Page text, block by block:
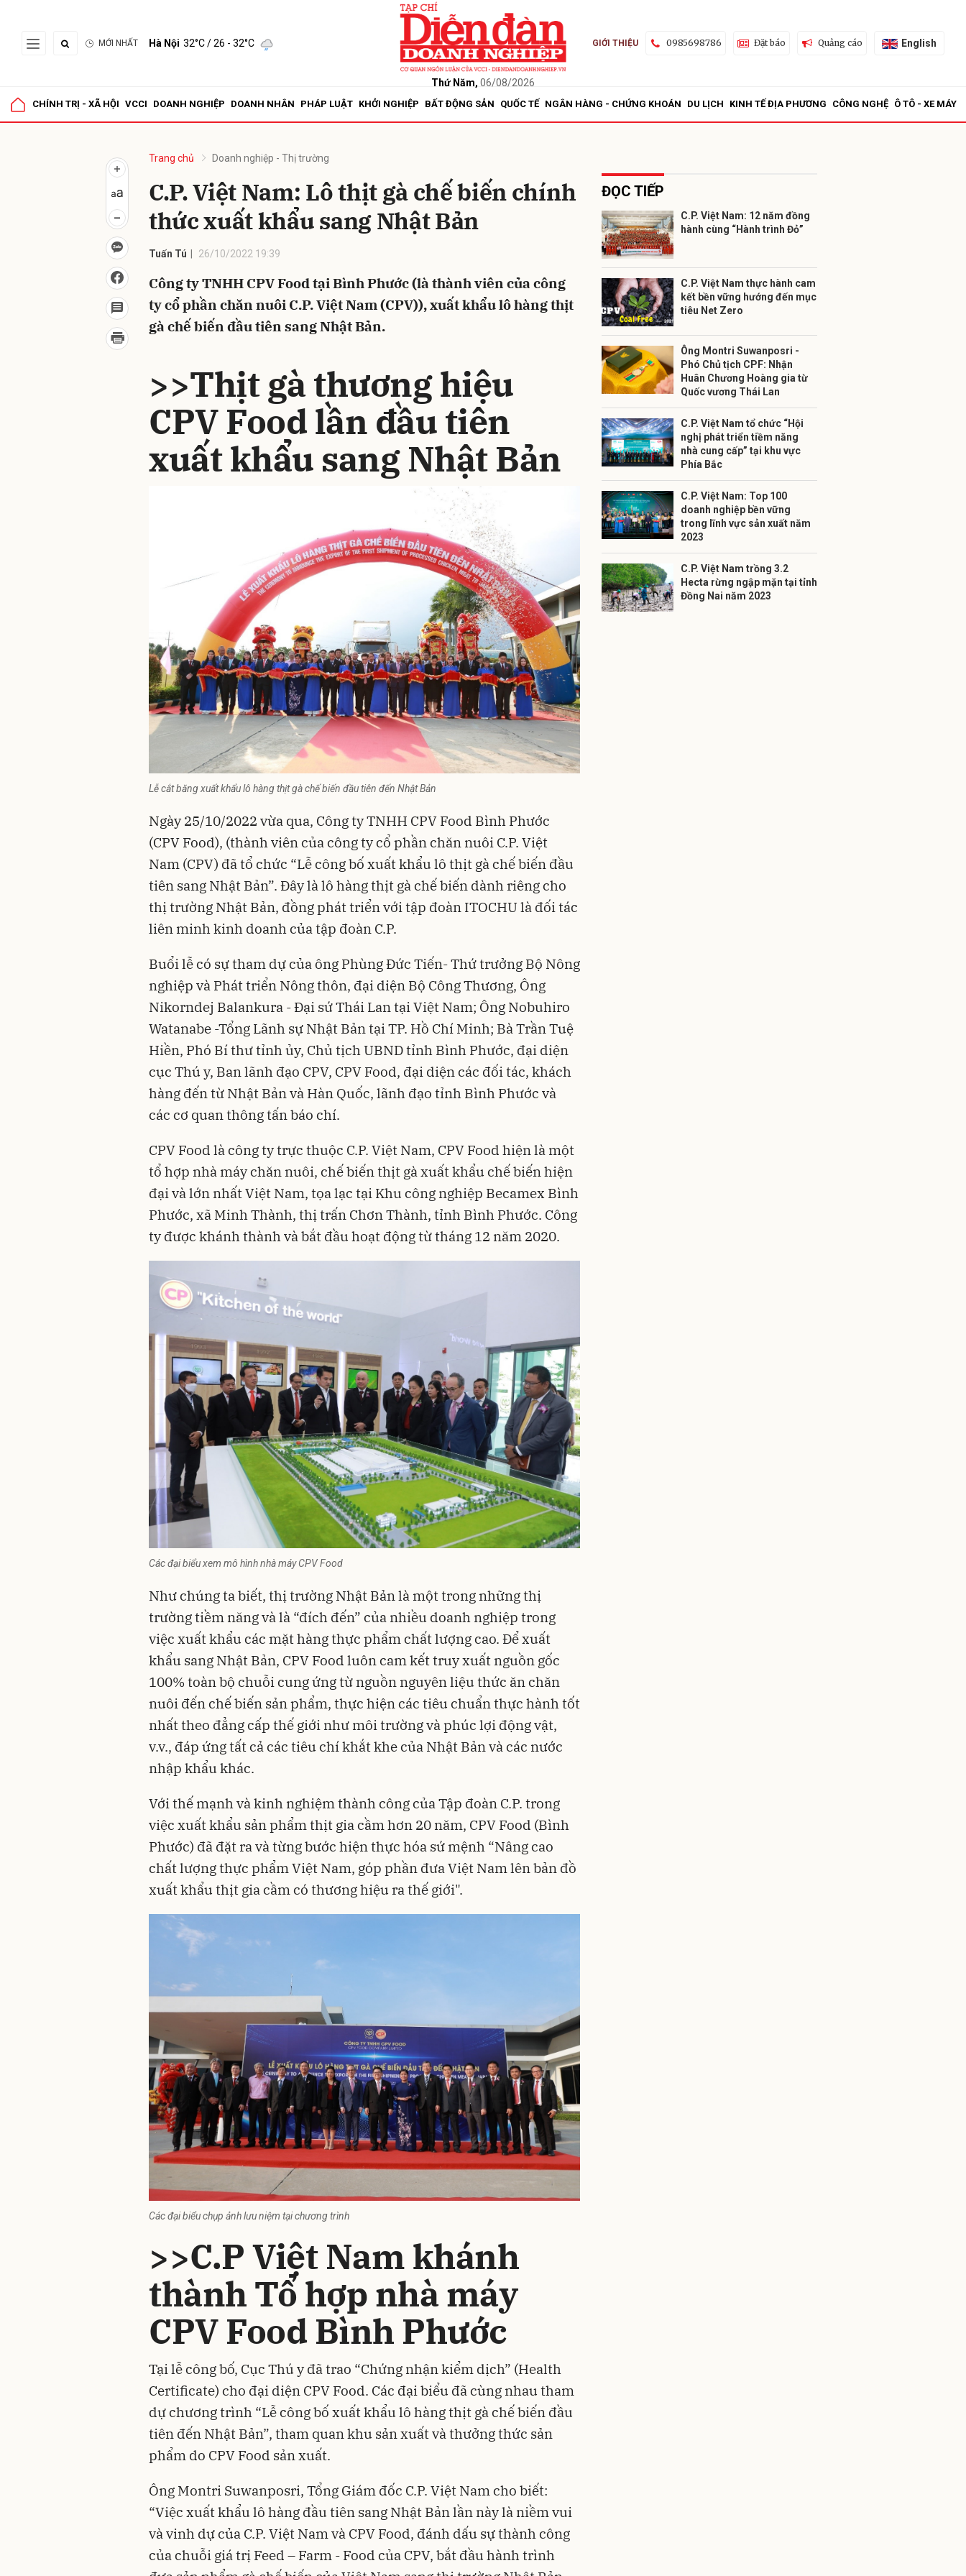
MỚI NHẤT Hà Nội 32°C/ 26 - 32°C
Thứ Năm, 06/08/2026
GIỚI THIỆU 0985698786 Đặt báo Quảng cáo English
CHÍNH TRỊ - XÃ HỘI VCCI DOANH NGHIỆP DOANH NHÂN PHÁP LUẬT KHỞI NGHIỆP BẤT ĐỘNG SẢN QUỐC TẾ NGÂN HÀNG - CHỨNG KHOÁN DU LỊCH KINH TẾ ĐỊA PHƯƠNG CÔNG NGHỆ Ô TÔ - XE MÁY
Trang chủ Doanh nghiệp - Thị trường
C.P. Việt Nam: Lô thịt gà chế biến chính
thức xuất khẩu sang Nhật Bản
Tuấn Tú 26/10/2022 19:39
Công ty TNHH CPV Food tại Bình Phước (là thành viên của công
ty cổ phần chăn nuôi C.P. Việt Nam (CPV)), xuất khẩu lô hàng thịt
gà chế biến đầu tiên sang Nhật Bản.
>>Thịt gà thương hiệu
CPV Food lần đầu tiên
xuất khẩu sang Nhật Bản
Lễ cắt băng xuất khẩu lô hàng thịt gà chế biến đầu tiên đến Nhật Bản
Ngày 25/10/2022 vừa qua, Công ty TNHH CPV Food Bình Phước
(CPV Food), (thành viên của công ty cổ phần chăn nuôi C.P. Việt
Nam (CPV) đã tổ chức “Lễ công bố xuất khẩu lô thịt gà chế biến đầu
tiên sang Nhật Bản”. Đây là lô hàng thịt gà chế biến dành riêng cho
thị trường Nhật Bản, đồng phát triển với tập đoàn ITOCHU là đối tác
liên minh kinh doanh của tập đoàn C.P.
Buổi lễ có sự tham dự của ông Phùng Đức Tiến- Thứ trưởng Bộ Nông
nghiệp và Phát triển Nông thôn, đại diện Bộ Công Thương, Ông
Nikorndej Balankura - Đại sứ Thái Lan tại Việt Nam; Ông Nobuhiro
Watanabe -Tổng Lãnh sự Nhật Bản tại TP. Hồ Chí Minh; Bà Trần Tuệ
Hiền, Phó Bí thư tỉnh ủy, Chủ tịch UBND tỉnh Bình Phước, đại diện
cục Thú y, Ban lãnh đạo CPV, CPV Food, đại diện các đối tác, khách
hàng đến từ Nhật Bản và Hàn Quốc, lãnh đạo tỉnh Bình Phước và
các cơ quan thông tấn báo chí.
CPV Food là công ty trực thuộc C.P. Việt Nam, CPV Food hiện là một
tổ hợp nhà máy chăn nuôi, chế biến thịt gà xuất khẩu chế biến hiện
đại và lớn nhất Việt Nam, tọa lạc tại Khu công nghiệp Becamex Bình
Phước, xã Minh Thành, thị trấn Chơn Thành, tỉnh Bình Phước. Công
ty được khánh thành và bắt đầu hoạt động từ tháng 12 năm 2020.
Các đại biểu xem mô hình nhà máy CPV Food
Như chúng ta biết, thị trường Nhật Bản là một trong những thị
trường tiềm năng và là “đích đến” của nhiều doanh nghiệp trong
việc xuất khẩu các mặt hàng thực phẩm chất lượng cao. Để xuất
khẩu sang Nhật Bản, CPV Food luôn cam kết truy xuất nguồn gốc
100% toàn bộ chuỗi cung ứng từ nguồn nguyên liệu thức ăn chăn
nuôi đến chế biến sản phẩm, thực hiện các tiêu chuẩn thực hành tốt
nhất theo đẳng cấp thế giới như môi trường và phúc lợi động vật,
v.v., đáp ứng tất cả các tiêu chí khắt khe của Nhật Bản và các nước
nhập khẩu khác.
Với thế mạnh và kinh nghiệm thành công của Tập đoàn C.P. trong
việc xuất khẩu sản phẩm thịt gia cầm hơn 20 năm, CPV Food (Bình
Phước) đã đặt ra và từng bước hiện thực hóa sứ mệnh “Nâng cao
chất lượng thực phẩm Việt Nam, góp phần đưa Việt Nam lên bản đồ
xuất khẩu thịt gia cầm có thương hiệu ra thế giới".
Các đại biểu chụp ảnh lưu niệm tại chương trình
>>C.P Việt Nam khánh
thành Tổ hợp nhà máy
CPV Food Bình Phước
Tại lễ công bố, Cục Thú y đã trao “Chứng nhận kiểm dịch” (Health
Certificate) cho đại diện CPV Food. Các đại biểu đã cùng nhau tham
dự chương trình “Lễ công bố xuất khẩu lô hàng thịt gà chế biến đầu
tiên đến Nhật Bản”, tham quan khu sản xuất và thưởng thức sản
phẩm do CPV Food sản xuất.
Ông Montri Suwanposri, Tổng Giám đốc C.P. Việt Nam cho biết:
“Việc xuất khẩu lô hàng đầu tiên sang Nhật Bản lần này là niềm vui
và vinh dự của C.P. Việt Nam và CPV Food, đánh dấu sự thành công
của chuỗi giá trị Feed – Farm - Food của CPV, bắt đầu hành trình
ĐỌC TIẾP
C.P. Việt Nam: 12 năm đồng
hành cùng “Hành trình Đỏ”
C.P. Việt Nam thực hành cam
kết bền vững hướng đến mục
tiêu Net Zero
Ông Montri Suwanposri -
Phó Chủ tịch CPF: Nhận
Huân Chương Hoàng gia từ
Quốc vương Thái Lan
C.P. Việt Nam tổ chức “Hội
nghị phát triển tiềm năng
nhà cung cấp” tại khu vực
Phía Bắc
C.P. Việt Nam: Top 100
doanh nghiệp bền vững
trong lĩnh vực sản xuất năm
2023
C.P. Việt Nam trồng 3.2
Hecta rừng ngập mặn tại tỉnh
Đồng Nai năm 2023
Gửi